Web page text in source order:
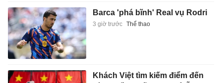
Barca 'phá bĩnh' Real vụ Rodri
3 giờ trước Thể thao
Khách Việt tìm kiếm điểm đến